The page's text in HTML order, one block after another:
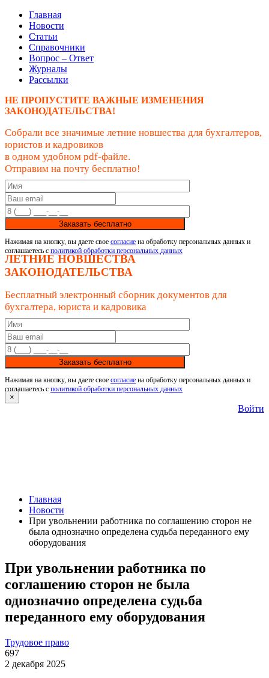
Главная
Новости
Статьи
Справочники
Вопрос – Ответ
Журналы
Рассылки
НЕ ПРОПУСТИТЕ ВАЖНЫЕ ИЗМЕНЕНИЯ
ЗАКОНОДАТЕЛЬСТВА!
Собрали все значимые летние новшества для бухгалтеров,
юристов и кадровиков
в одном удобном pdf-файле.
Отправим на почту бесплатно!
Заказать бесплатно
Нажимая на кнопку, вы даете свое согласие на обработку персональных данных и
соглашаетесь с политикой обработки персональных данных
ЛЕТНИЕ НОВШЕСТВА
ЗАКОНОДАТЕЛЬСТВА
Бесплатный электронный сборник документов для
бухгалтера, юриста и кадровика
Заказать бесплатно
Нажимая на кнопку, вы даете свое согласие на обработку персональных данных и
соглашаетесь с политикой обработки персональных данных
×
Войти
Главная
Новости
При увольнении работника по соглашению сторон не
была однозначно определена судьба переданного ему
оборудования
При увольнении работника по
соглашению сторон не была
однозначно определена судьба
переданного ему оборудования
Трудовое право
697
2 декабря 2025